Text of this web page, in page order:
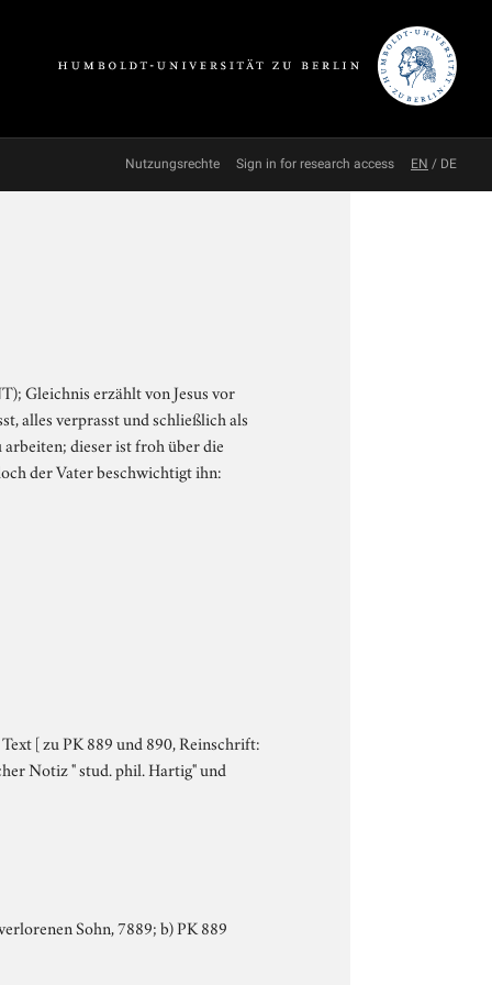
Nutzungsrechte Sign in for research access EN / DE
Gleichnis erzählt von Jesus vor
alles verprasst und schließlich als
dieser ist froh über die
der Vater beschwichtigt ihn:
[ zu PK 889 und 890, Reinschrift:
Notiz " stud. phil. Hartig" und
Sohn, 7889; b) PK 889